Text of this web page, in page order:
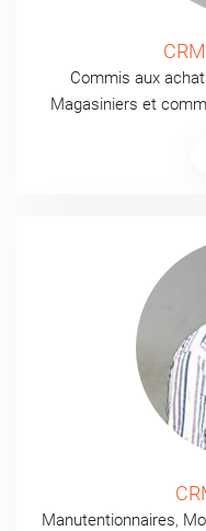
Commis aux
Magasiniers et
Manutentionnaires,